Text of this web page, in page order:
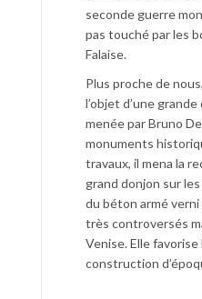
seconde guerre
pas touché par les
Falaise.
Plus proche de
l’objet d’une
menée par Bruno
monuments
travaux, il mena la
grand donjon sur
du béton armé
très controversés
Venise. Elle
construction